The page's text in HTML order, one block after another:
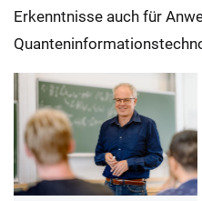
Erkenntnisse auch für